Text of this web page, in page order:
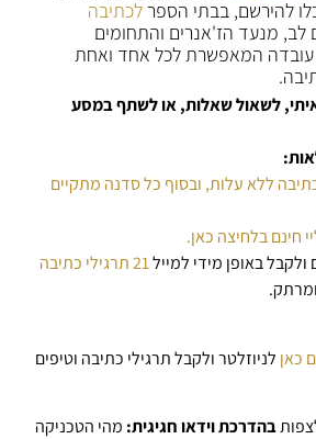
להירשם, בבתי הספרלכתיבה
מנעד הז'אנרים והתחומים
עובדה המאפשרת לכל אחד ואחת
לשאול שאלות, או לשתף במסע
ללא עלות, ובסוף כל סדנה מתקיים
חינם בלחיצה כאן.
21 תרגילי כתיבה
כאן לניוזלטר ולקבל תרגילי כתיבה וטיפים
בהדרכת וידאו חגיגית: מהי הטכניקה